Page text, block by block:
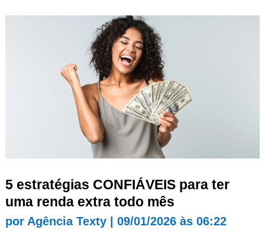
5 estratégias CONFIÁVEIS para ter
uma renda extra todo mês
por Agência Texty| 09/01/2026 às 06:22